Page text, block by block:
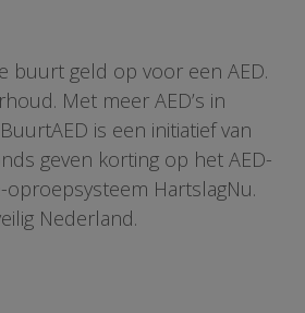
buurt geld op voor een AED.
Met meer AED’s in
is een initiatief van
geven korting op het AED-
oproepsysteem HartslagNu.
Nederland.